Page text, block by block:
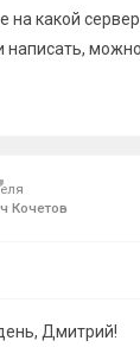
на какой
можно
Кочетов
Дмитрий!